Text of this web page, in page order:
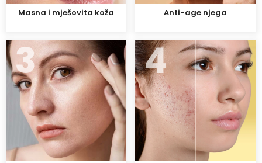
Masna i mješovita koža Anti-age njega
3 4